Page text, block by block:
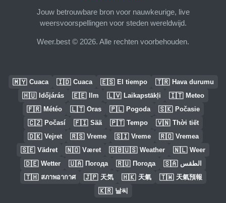
Jouw betrouwbare bron voor nauwkeurige, live
weersvoorspellingen voor steden wereldwijd.
Weer.best © 2026. Alle rechten voorbehouden.
🇲🇾 Cuaca 🇮🇩 Cuaca 🇪🇸 El tiempo 🇹🇷 Hava durumu
🇭🇺 Időjárás 🇪🇪 Ilm 🇱🇻 Laikapstākļi 🇮🇹 Meteo
🇫🇷 Météo 🇱🇹 Oras 🇵🇱 Pogoda 🇸🇰 Počasie
🇨🇿 Počasí 🇫🇮 Sää 🇵🇹 Tempo 🇻🇳 Thời tiết
🇩🇰 Vejret 🇷🇸 Vreme 🇸🇮 Vreme 🇷🇴 Vremea
🇸🇪 Vädret 🇳🇴 Været 🇬🇧🇺🇸 Weather 🇳🇱 Weer
🇩🇪 Wetter 🇺🇦 Погода 🇷🇺 Погода 🇸🇦 الطقس
🇹🇭 สภาพอากาศ 🇯🇵 天気 🇭🇰 天氣 🇹🇼 天氣預報
🇰🇷 날씨